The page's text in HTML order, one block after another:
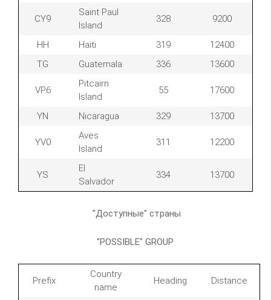
CY9
Saint Paul
Island
328 9200
HH Haiti 319
12400
TG
Guatemala 336 13600
VP6
Pitcairn
Island
55 17600
YN Nicaragua 329 13700
YV0
Aves
Island
311 12200
YS
El
Salvador
334 13700
"Доступные" страны
"POSSIBLE" GROUP
Prefix
Country
name
Heading Distance